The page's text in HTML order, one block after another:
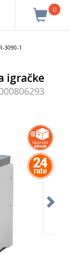
0
3090-1
igračke